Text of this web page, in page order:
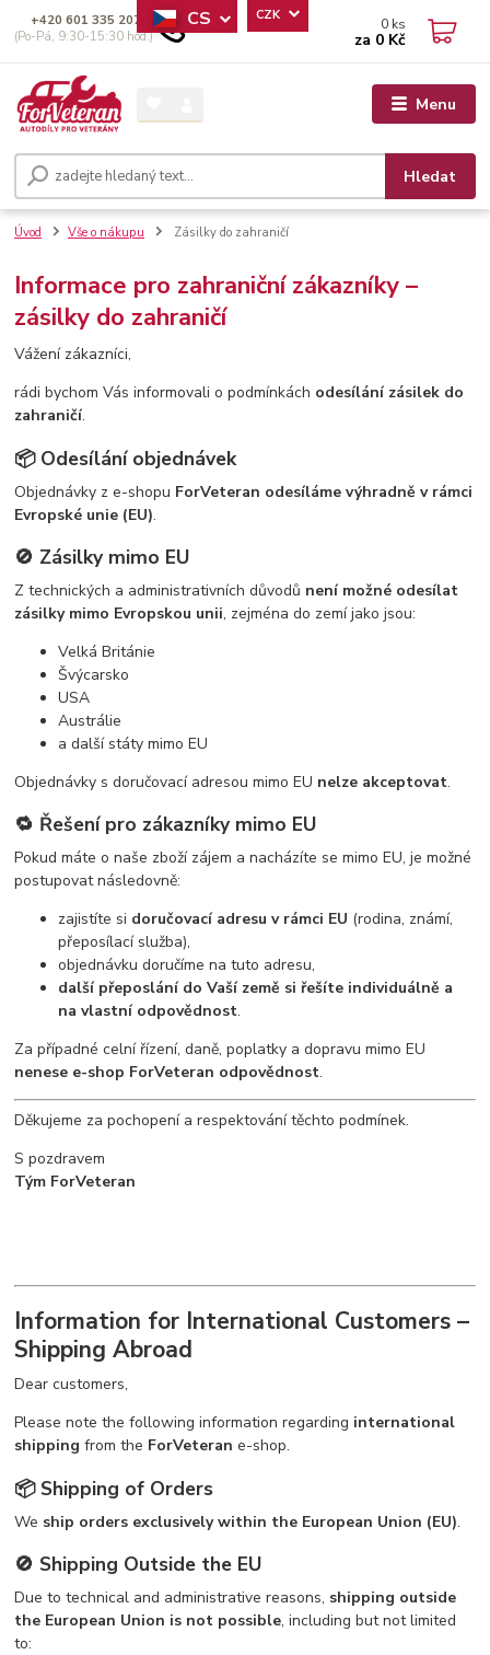
Menu
CS CZK
Hledat
+420 601 335 207
(Po-Pá, 9:30-15:30 hod.)
0 ks
za 0 Kč
Úvod Vše o nákupu Zásilky do zahraničí
Informace pro zahraniční zákazníky –
zásilky do zahraničí
Vážení zákazníci,
rádi bychom Vás informovali o podmínkách odesílání zásilek do
zahraničí.
📦 Odesílání objednávek
Objednávky z e-shopu ForVeteran odesíláme výhradně v rámci
Evropské unie (EU).
🚫 Zásilky mimo EU
Z technických a administrativních důvodů není možné odesílat
zásilky mimo Evropskou unii, zejména do zemí jako jsou:
Velká Británie
Švýcarsko
USA
Austrálie
a další státy mimo EU
Objednávky s doručovací adresou mimo EU nelze akceptovat.
🔁 Řešení pro zákazníky mimo EU
Pokud máte o naše zboží zájem a nacházíte se mimo EU, je možné
postupovat následovně:
zajistíte si doručovací adresu v rámci EU (rodina, známí,
přeposílací služba),
objednávku doručíme na tuto adresu,
další přeposlání do Vaší země si řešíte individuálně a
na vlastní odpovědnost.
Za případné celní řízení, daně, poplatky a dopravu mimo EU
nenese e-shop ForVeteran odpovědnost.
Děkujeme za pochopení a respektování těchto podmínek.
S pozdravem
Tým ForVeteran
Information for International Customers –
Shipping Abroad
Dear customers,
Please note the following information regarding international
shipping from the ForVeteran e-shop.
📦 Shipping of Orders
We ship orders exclusively within the European Union (EU).
🚫 Shipping Outside the EU
Due to technical and administrative reasons, shipping outside
the European Union is not possible, including but not limited
to: